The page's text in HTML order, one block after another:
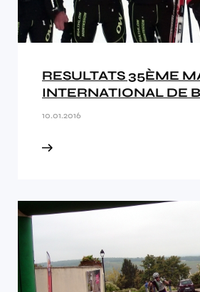
RESULTATS 35ÈME
INTERNATIONAL DE
10.01.2016